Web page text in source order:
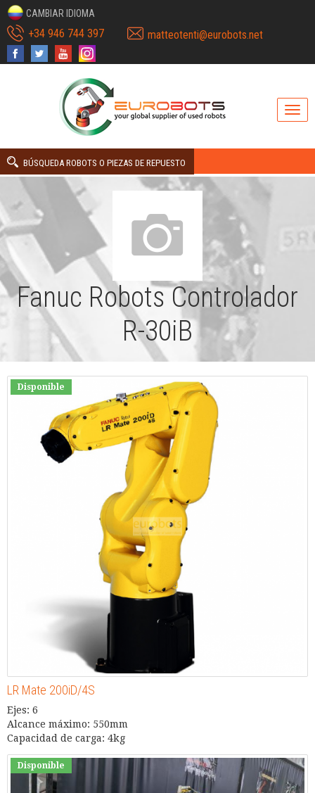
CAMBIAR IDIOMA
+34 946 744 397 matteotenti@eurobots.net
BÚSQUEDA ROBOTS O PIEZAS DE REPUESTO
Fanuc Robots Controlador
R-30iB
Disponible
LR Mate 200iD/4S
Ejes: 6
Alcance máximo: 550mm
Capacidad de carga: 4kg
Disponible